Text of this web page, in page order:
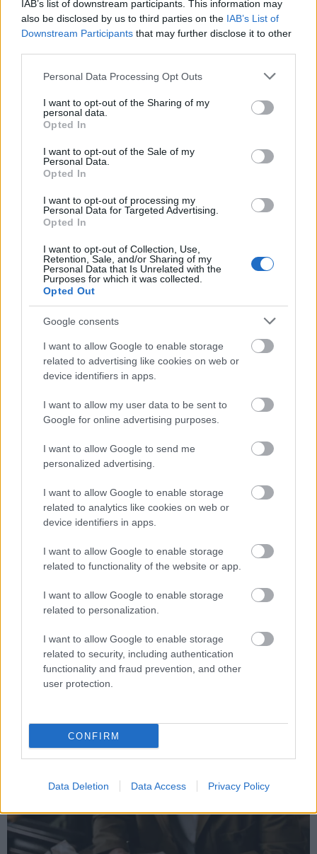
IAB’s list of downstream participants. This information may
also be disclosed by us to third parties on the IAB’s List of
Downstream Participants that may further disclose it to other
Please note that this website/app uses one or more Google
not limited to your visit or usage behaviour. You may click to
grant or deny consent to Google and its third-party tags to
use your data for below specified purposes in below Google
consent section.
Personal Data Processing Opt Outs
I want to opt-out of the Sharing of my
personal data.
Opted In
I want to opt-out of the Sale of my
Personal Data.
Opted In
I want to opt-out of processing my
Personal Data for Targeted Advertising.
Opted In
I want to opt-out of Collection, Use,
Retention, Sale, and/or Sharing of my
Personal Data that Is Unrelated with the
Purposes for which it was collected.
Opted Out
Google consents
I want to allow Google to enable storage
related to advertising like cookies on web or
device identifiers in apps.
I want to allow my user data to be sent to
Google for online advertising purposes.
I want to allow Google to send me
personalized advertising.
I want to allow Google to enable storage
related to analytics like cookies on web or
device identifiers in apps.
I want to allow Google to enable storage
related to functionality of the website or app.
I want to allow Google to enable storage
related to personalization.
I want to allow Google to enable storage
related to security, including authentication
functionality and fraud prevention, and other
user protection.
CONFIRM
Data Deletion Data Access Privacy Policy
Μάθε πρώτος όλες τις σημαντικές
ειδήσεις.
Βάλε το proson.gr στα αποτελέσματα
Δημοφιλείς Ειδήσεις
Τι σημαίνει η λέξη «ευκτός»
Τι σημαίνει η λέξη «ρίψασπις»
μπορούν να κάνουν αίτηση σήμερα –
Voucher έως 600 ευρώ
φθινόπωρο – Ποιοι θα λάβουν την
ενίσχυση
Παιδεία